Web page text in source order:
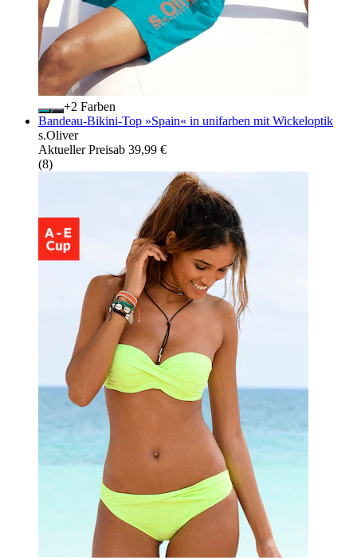
+
Farben
Bandeau-Bikini-Top »Spain« in unifarben mit Wickeloptik
s.Oliver
Aktueller Preisab 39,99 €
(8)